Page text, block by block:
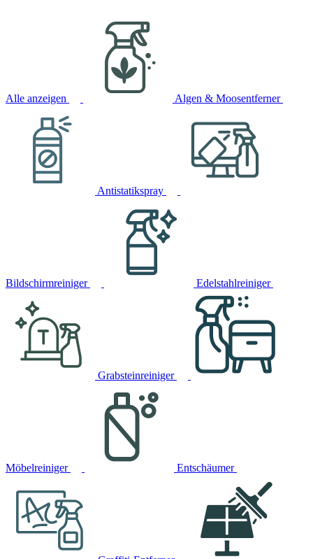
Alle anzeigen Algen & Moosentferner
Antistatikspray
Bildschirmreiniger Edelstahlreiniger
Grabsteinreiniger
Möbelreiniger Entschäumer